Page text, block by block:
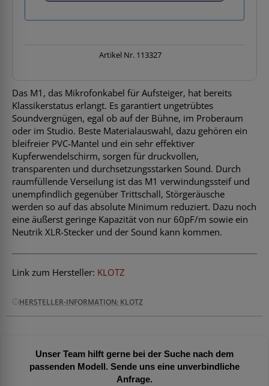
Artikel Nr. 113327
Das M1, das Mikrofonkabel für Aufsteiger, hat bereits
Klassikerstatus erlangt. Es garantiert ungetrübtes
Soundvergnügen, egal ob auf der Bühne, im Proberaum
oder im Studio. Beste Materialauswahl, dazu gehören ein
bleifreier PVC-Mantel und ein sehr effektiver
Kupferwendelschirm, sorgen für druckvollen,
transparenten und durchsetzungsstarken Sound. Durch
raumfüllende Verseilung ist das M1 verwindungssteif und
unempfindlich gegenüber Trittschall, Störgeräusche
werden so auf das absolute Minimum reduziert. Dazu noch
eine äußerst geringe Kapazität von nur 60pF/m sowie ein
Neutrik XLR-Stecker und der Sound kann kommen.
Link zum Hersteller: KLOTZ
HERSTELLER-INFORMATION: KLOTZ
Unser Team hilft gerne bei der Suche nach dem
passenden Modell. Sende uns eine unverbindliche
Anfrage.